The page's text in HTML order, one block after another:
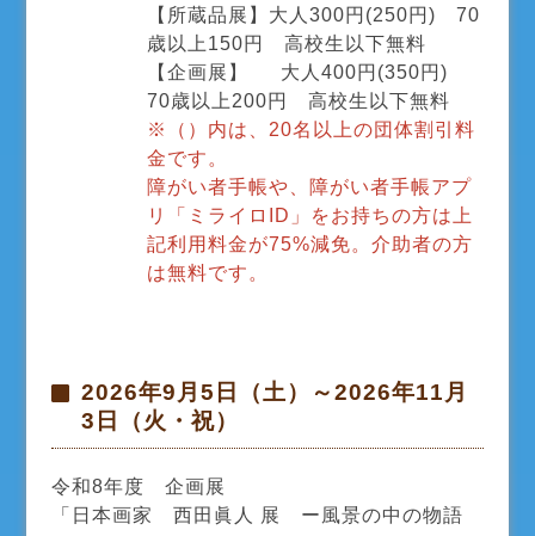
【所蔵品展】大人300円(250円) 70
歳以上150円 高校生以下無料
【企画展】 大人400円(350円)
70歳以上200円 高校生以下無料
※（）内は、20名以上の団体割引料
金です。
障がい者手帳や、障がい者手帳アプ
リ「ミライロID」をお持ちの方は上
記利用料金が75%減免。介助者の方
は無料です。
2026年9月5日（土）～2026年11月
3日（火・祝）
令和8年度 企画展
「日本画家 西田眞人 展 ー風景の中の物語